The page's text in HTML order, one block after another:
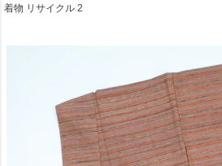
着物 リサイクル 2